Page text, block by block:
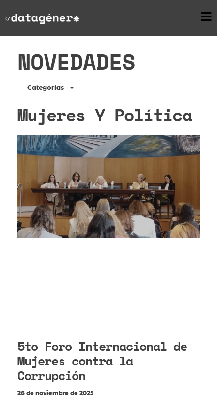
NOVEDADES
Categorías
Mujeres Y Política
5to Foro Internacional de
Mujeres contra la
Corrupción
26 de noviembre de 2025